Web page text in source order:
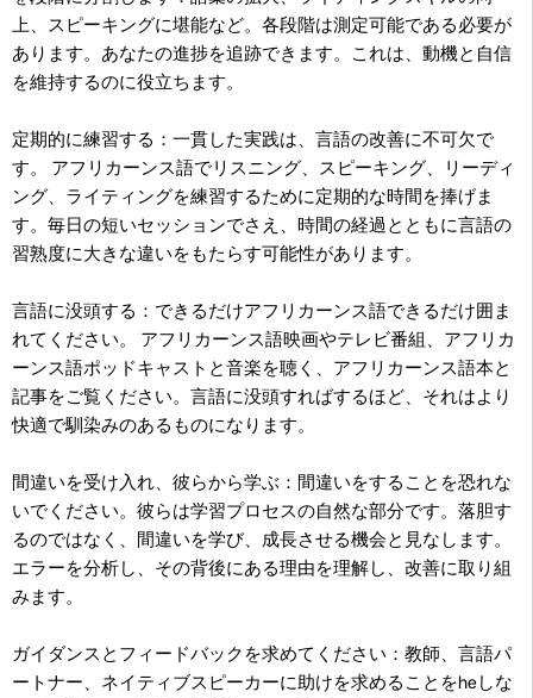
上、スピーキングに堪能など。各段階は測定可能である必要が
あります。あなたの進捗を追跡できます。これは、動機と自信
を維持するのに役立ちます。
定期的に練習する：一貫した実践は、言語の改善に不可欠で
す。 アフリカーンス語でリスニング、スピーキング、リーディ
ング、ライティングを練習するために定期的な時間を捧げま
す。毎日の短いセッションでさえ、時間の経過とともに言語の
習熟度に大きな違いをもたらす可能性があります。
言語に没頭する：できるだけアフリカーンス語できるだけ囲ま
れてください。 アフリカーンス語映画やテレビ番組、アフリカ
ーンス語ポッドキャストと音楽を聴く、アフリカーンス語本と
記事をご覧ください。言語に没頭すればするほど、それはより
快適で馴染みのあるものになります。
間違いを受け入れ、彼らから学ぶ：間違いをすることを恐れな
いでください。彼らは学習プロセスの自然な部分です。落胆す
るのではなく、間違いを学び、成長させる機会と見なします。
エラーを分析し、その背後にある理由を理解し、改善に取り組
みます。
ガイダンスとフィードバックを求めてください：教師、言語パ
ートナー、ネイティブスピーカーに助けを求めることをheしな